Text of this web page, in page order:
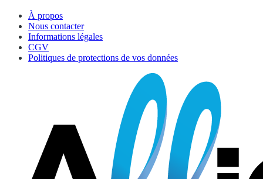
À propos
Nous contacter
Informations légales
CGV
Politiques de protections de vos données